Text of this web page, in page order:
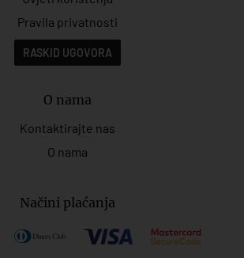
Pravila privatnosti
RASKID UGOVORA
O nama
Kontaktirajte nas
O nama
Načini plaćanja